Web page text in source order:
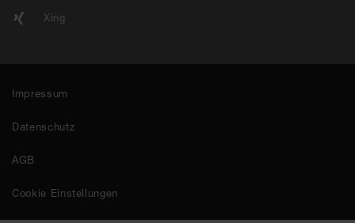
Xing
Impressum
Datenschutz
AGB
Cookie Einstellungen